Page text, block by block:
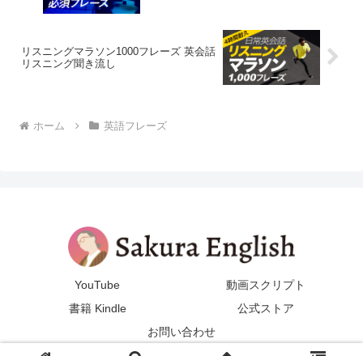
リスニングマラソン1000フレーズ 英会話
リスニング聞き流し
ホーム 英語フレーズ
YouTube
動画スクリプト
書籍 Kindle
公式ストア
お問い合わせ